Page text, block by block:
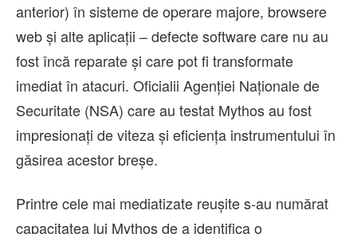
anterior) în sisteme de operare majore, browsere
web și alte aplicații – defecte software care nu au
fost încă reparate și care pot fi transformate
imediat în atacuri. Oficialii Agenției Naționale de
Securitate (NSA) care au testat Mythos au fost
impresionați de viteza și eficiența instrumentului în
găsirea acestor breșe.
Printre cele mai mediatizate reușite s-au numărat
capacitatea lui Mythos de a identifica o